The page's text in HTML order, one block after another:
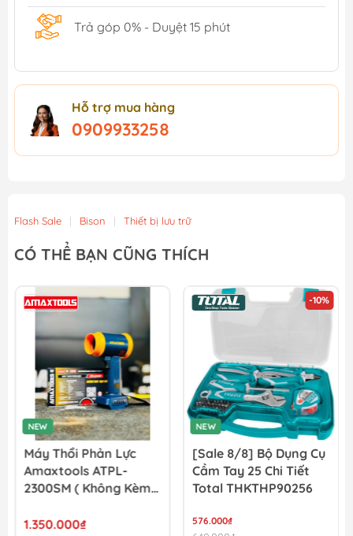
Trả góp 0% - Duyệt 15 phút
Hỗ trợ mua hàng
0909933258
Flash Sale | Bison | Thiết bị lưu trữ
CÓ THỂ BẠN CŨNG THÍCH
NEW
[Sale 8/8] Bộ Dụng Cụ
Cầm Tay 25 Chi Tiết
Total THKTHP90256
576.000₫
Máy Vặn Vít Dùng Pin
4V Total TSDLI0403
620.000₫